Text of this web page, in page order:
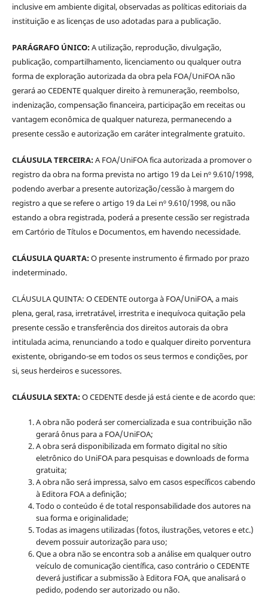
inclusive em ambiente digital, observadas as políticas editoriais da
instituição e as licenças de uso adotadas para a publicação.
PARÁGRAFO ÚNICO:A utilização, reprodução, divulgação,
publicação, compartilhamento, licenciamento ou qualquer outra
forma de exploração autorizada da obra pela FOA/UniFOA não
gerará ao CEDENTE qualquer direito à remuneração, reembolso,
indenização, compensação financeira, participação em receitas ou
vantagem econômica de qualquer natureza, permanecendo a
presente cessão e autorização em caráter integralmente gratuito.
CLÁUSULA TERCEIRA:A FOA/UniFOA fica autorizada a promover o
registro da obra na forma prevista no artigo 19 da Lei nº 9.610/1998,
podendo averbar a presente autorização/cessão à margem do
registro a que se refere o artigo 19 da Lei nº 9.610/1998, ou não
estando a obra registrada, poderá a presente cessão ser registrada
em Cartório de Títulos e Documentos, em havendo necessidade.
CLÁUSULA QUARTA:O presente instrumento é firmado por prazo
indeterminado.
CLÁUSULA QUINTA: O CEDENTE outorga à FOA/UniFOA, a mais
plena, geral, rasa, irretratável, irrestrita e inequívoca quitação pela
presente cessão e transferência dos direitos autorais da obra
intitulada acima, renunciando a todo e qualquer direito porventura
existente, obrigando-se em todos os seus termos e condições, por
si, seus herdeiros e sucessores.
CLÁUSULA SEXTA:O CEDENTE desde já está ciente e de acordo que:
A obra não poderá ser comercializada e sua contribuição não
gerará ônus para a FOA/UniFOA;
A obra será disponibilizada em formato digital no sítio
eletrônico do UniFOA para pesquisas e downloads de forma
gratuita;
A obra não será impressa, salvo em casos específicos cabendo
à Editora FOA a definição;
Todo o conteúdo é de total responsabilidade dos autores na
sua forma e originalidade;
Todas as imagens utilizadas (fotos, ilustrações, vetores e etc.)
devem possuir autorização para uso;
Que a obra não se encontra sob a análise em qualquer outro
veículo de comunicação científica, caso contrário o CEDENTE
deverá justificar a submissão à Editora FOA, que analisará o
pedido, podendo ser autorizado ou não.